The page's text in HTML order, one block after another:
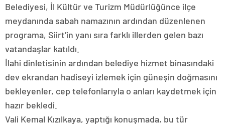
Belediyesi, İl Kültür ve Turizm Müdürlüğünce ilçe
meydanında sabah namazının ardından düzenlenen
programa, Siirt’in yanı sıra farklı illerden gelen bazı
vatandaşlar katıldı.
İlahi dinletisinin ardından belediye hizmet binasındaki
dev ekrandan hadiseyi izlemek için güneşin doğmasını
bekleyenler, cep telefonlarıyla o anları kaydetmek için
hazır bekledi.
Vali Kemal Kızılkaya, yaptığı konuşmada, bu tür